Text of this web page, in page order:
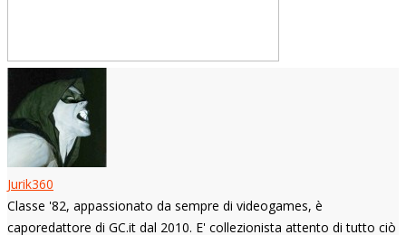
Jurik360
Classe '82, appassionato da sempre di videogames, è
caporedattore di GC.it dal 2010. E' collezionista attento di tutto ciò